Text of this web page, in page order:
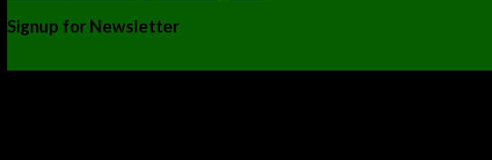
Signup for Newsletter